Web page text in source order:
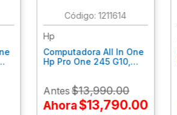
:1211614
Hp
Computadora All In One
Hp Pro One 245 G10,
Fhd, Win11Home
9P7K6La
Antes$13,990.00
Ahora$13,790.00